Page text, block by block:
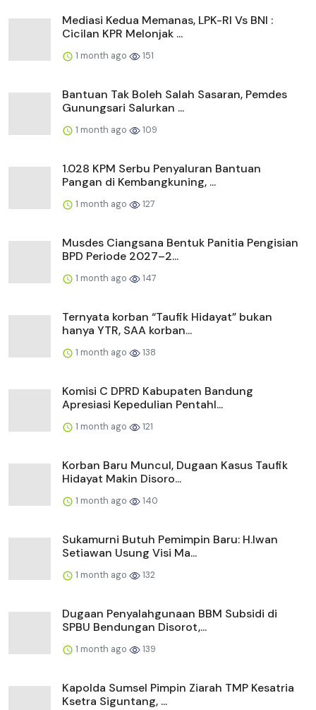
Mediasi Kedua Memanas, LPK-RI Vs BNI :
Cicilan KPR Melonjak ...
1 month ago 151
Bantuan Tak Boleh Salah Sasaran, Pemdes
Gunungsari Salurkan ...
1 month ago 109
1.028 KPM Serbu Penyaluran Bantuan
Pangan di Kembangkuning, ...
1 month ago 127
Musdes Ciangsana Bentuk Panitia Pengisian
BPD Periode 2027–2...
1 month ago 147
Ternyata korban “Taufik Hidayat” bukan
hanya YTR, SAA korban...
1 month ago 138
Komisi C DPRD Kabupaten Bandung
Apresiasi Kepedulian Pentahl...
1 month ago 121
Korban Baru Muncul, Dugaan Kasus Taufik
Hidayat Makin Disoro...
1 month ago 140
Sukamurni Butuh Pemimpin Baru: H.Iwan
Setiawan Usung Visi Ma...
1 month ago 132
Dugaan Penyalahgunaan BBM Subsidi di
SPBU Bendungan Disorot,...
1 month ago 139
Kapolda Sumsel Pimpin Ziarah TMP Kesatria
Ksetra Siguntang, ...